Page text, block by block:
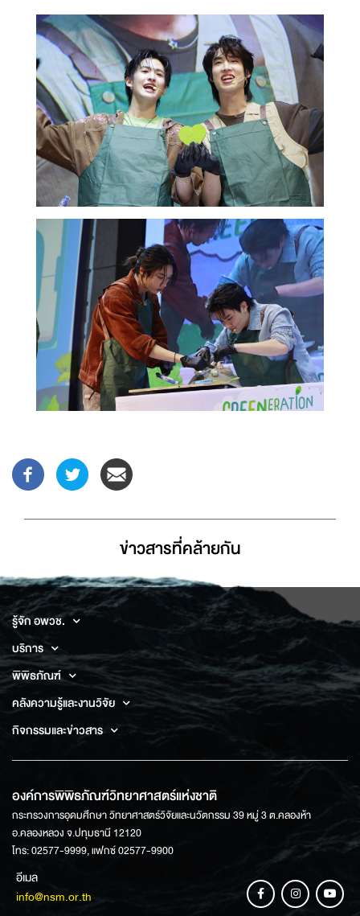
ข่าวสารที่่คล้ายกัน
รู้จัก อพวช.
บริการ
พิพิธภัณฑ์
คลังความรู้และงานวิจัย
กิจกรรมและข่าวสาร
องค์การพิพิธภัณฑ์วิทยาศาสตร์แห่งชาติ
กระทรวงการอุดมศึกษา วิทยาศาสตร์วิจัยและนวัตกรรม 39 หมู่ 3 ต.คลองห้า
อ.คลองหลวง จ.ปทุมธานี 12120
โทร: 02577-9999, แฟกซ์ 02577-9900
อีเมล
info@nsm.or.th